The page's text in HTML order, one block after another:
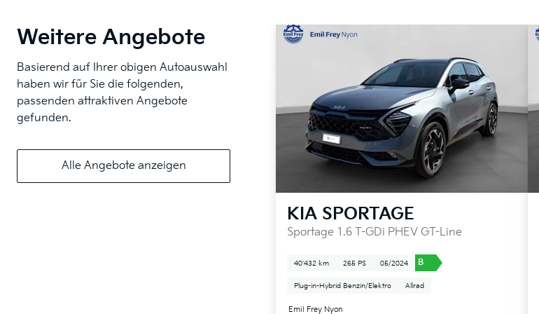
Weitere Angebote
Basierend auf Ihrer obigen Autoauswahl
haben wir für Sie die folgenden,
passenden attraktiven Angebote
gefunden.
Alle Angebote anzeigen
KIA SPORTAGE
Sportage 1.6 T-GDi PHEV GT-Line
40'432 km 265 PS 05/2024 B
Plug-in-Hybrid Benzin/Elektro Allrad
Emil Frey Nyon